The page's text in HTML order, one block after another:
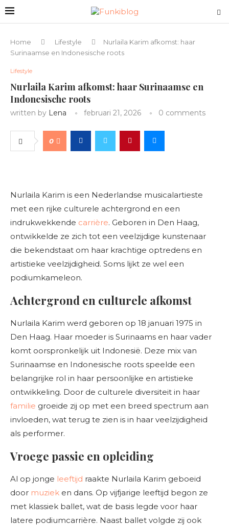
Home Lifestyle
Nurlaila Karim afkomst: haar
Surinaamse en Indonesische roots
Lifestyle
Nurlaila Karim afkomst: haar Surinaamse en
Indonesische roots
written by Lena februari 21, 2026 0 comments
0
Nurlaila Karim is een Nederlandse musicalartieste
met een rijke culturele achtergrond en een
indrukwekkende carrière. Geboren in Den Haag,
ontwikkelde ze zich tot een veelzijdige kunstenaar
die bekendstaat om haar krachtige optredens en
artistieke veelzijdigheid. Soms lijkt ze wel een
podiumkameleon.
Achtergrond en culturele afkomst
Nurlaila Karim werd geboren op 18 januari 1975 in
Den Haag. Haar moeder is Surinaams en haar vader
komt oorspronkelijk uit Indonesië. Deze mix van
Surinaamse en Indonesische roots speelde een
belangrijke rol in haar persoonlijke en artistieke
ontwikkeling. Door de culturele diversiteit in haar
familie groeide zij op met een breed spectrum aan
invloeden, wat terug te zien is in haar veelzijdigheid
als performer.
Vroege passie en opleiding
Al op jonge leeftijd raakte Nurlaila Karim geboeid
door muziek en dans. Op vijfjarige leeftijd begon ze
met klassiek ballet, wat de basis legde voor haar
latere podiumcarrière. Naast ballet volgde zij ook